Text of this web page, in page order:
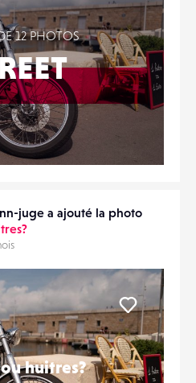
12 PHOTOS
juge a ajouté la photo
huitres?
Liker